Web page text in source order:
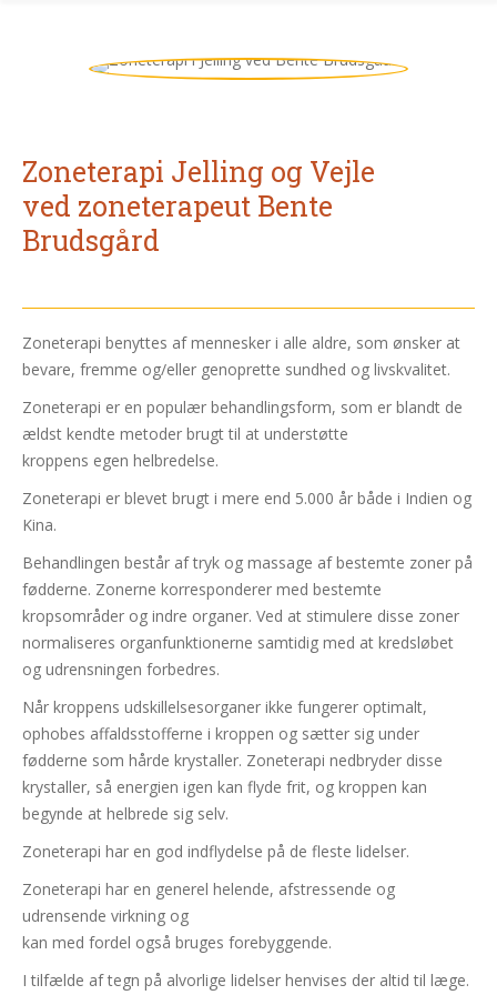
Zoneterapi Jelling og Vejle
ved zoneterapeut Bente
Brudsgård
Zoneterapi benyttes af mennesker i alle aldre, som ønsker at
bevare, fremme og/eller genoprette sundhed og livskvalitet.
Zoneterapi er en populær behandlingsform, som er blandt de
ældst kendte metoder brugt til at understøtte
kroppens egen helbredelse.
Zoneterapi er blevet brugt i mere end 5.000 år både i Indien og
Kina.
Behandlingen består af tryk og massage af bestemte zoner på
fødderne. Zonerne korresponderer med bestemte
kropsområder og indre organer. Ved at stimulere disse zoner
normaliseres organfunktionerne samtidig med at kredsløbet
og udrensningen forbedres.
Når kroppens udskillelsesorganer ikke fungerer optimalt,
ophobes affaldsstofferne i kroppen og sætter sig under
fødderne som hårde krystaller. Zoneterapi nedbryder disse
krystaller, så energien igen kan flyde frit, og kroppen kan
begynde at helbrede sig selv.
Zoneterapi har en god indflydelse på de fleste lidelser.
Zoneterapi har en generel helende, afstressende og
udrensende virkning og
kan med fordel også bruges forebyggende.
I tilfælde af tegn på alvorlige lidelser henvises der altid til læge.